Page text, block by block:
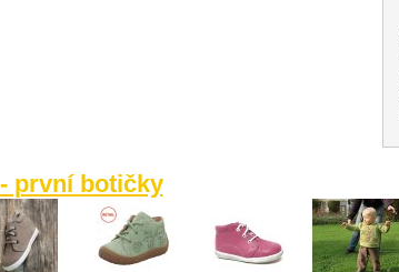
první botičky